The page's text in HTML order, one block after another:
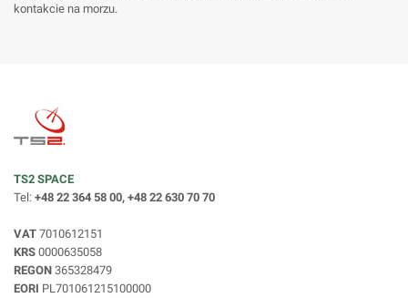
kontakcie na morzu.
TS2 SPACE
Tel: +48 22 364 58 00, +48 22 630 70 70
VAT 7010612151
KRS 0000635058
REGON 365328479
EORI PL701061215100000